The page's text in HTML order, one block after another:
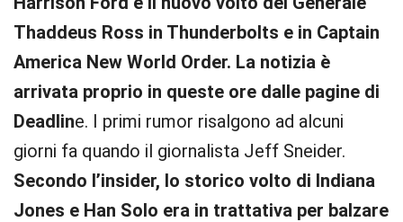
Thaddeus Ross in Thunderbolts e in Captain
America New World Order. La notizia è
arrivata proprio in queste ore dalle pagine di
Deadline. I primi rumor risalgono ad alcuni
giorni fa quando il giornalista Jeff Sneider.
Secondo l’insider, lo storico volto di Indiana
Jones e Han Solo era in trattativa per balzare